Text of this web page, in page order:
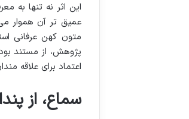
این اثر نه تنها به
عمیق تر آن هموار
متون کهن عرفانی
پژوهش، از مستند
اعتماد برای علاقه
سماع، از